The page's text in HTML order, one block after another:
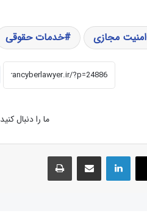
امنیت مجازی خدمات حقوقی
ما را دنبال کنید